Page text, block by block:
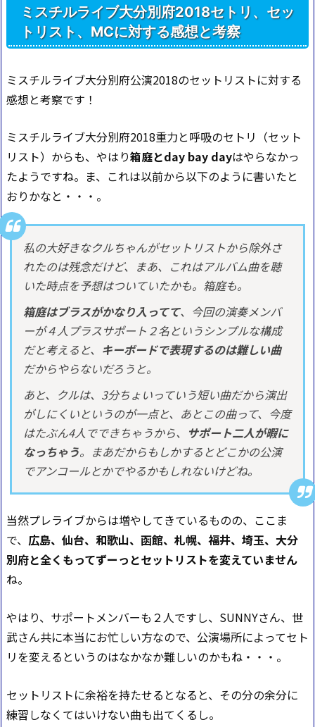
ミスチルライブ大分別府2018セトリ、セッ
トリスト、MCに対する感想と考察
ミスチルライブ大分別府公演2018のセットリストに対する
感想と考察です！
ミスチルライブ大分別府2018重力と呼吸のセトリ（セット
リスト）からも、やはり箱庭とday bay dayはやらなかっ
たようですね。ま、これは以前から以下のように書いたと
おりかなと・・・。
私の大好きなクルちゃんがセットリストから除外さ
れたのは残念だけど、まあ、これはアルバム曲を聴
いた時点を予想はついていたかも。箱庭も。
箱庭はブラスがかなり入ってて、今回の演奏メンバ
ーが４人プラスサポート２名というシンプルな構成
だと考えると、 キーボードで表現するのは難しい曲
だからやらないだろうと。
あと、クルは、3分ちょいっていう短い曲だから演出
がしにくいというのが一点と、あとこの曲って、今度
はたぶん4人でできちゃうから、 サポート二人が暇に
なっちゃう。まあだからもしかするとどこかの公演
でアンコールとかでやるかもしれないけどね。
当然プレライブからは増やしてきているものの、ここま
で、 広島、仙台、和歌山、函館、札幌、福井、埼玉、大分
別府と全くもってずーっとセットリストを変えていません
ね。
やはり、サポートメンバーも２人ですし、SUNNYさん、世
武さん共に本当にお忙しい方なので、公演場所によってセト
リを変えるというのはなかなか難しいのかもね・・・。
セットリストに余裕を持たせるとなると、その分の余分に
練習しなくてはいけない曲も出てくるし。